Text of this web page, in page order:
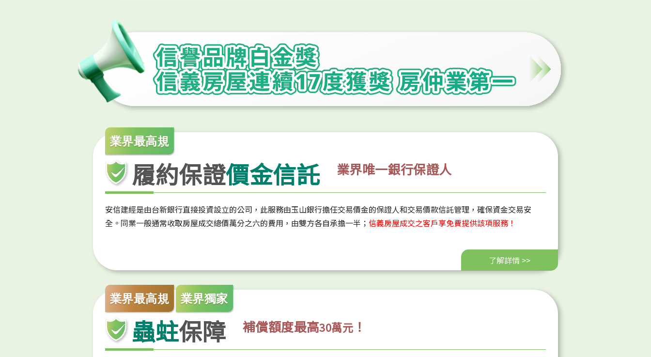
業界最高規
履約保證價金信託 業界唯一銀行保證人
安信建經是由台新銀行直接投資設立的公司，此服務由玉山銀行擔任交易價金的保證人和交易價款信託管理，確保資金交易安
全。同業一般通常收取房屋成交總價萬分之六的費用，由雙方各自承擔一半； 信義房屋成交之客戶享免費提供該項服務！
了解詳情 >>
業界最高規 業界獨家
蟲蛀保障 補償額度最高30萬元 ！